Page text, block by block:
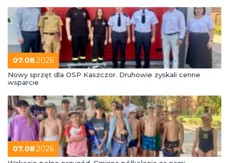
07.08.2026
Nowy sprzęt dla OSP Kaszczor. Druhowie zyskali cenne
wsparcie
07.08.2026